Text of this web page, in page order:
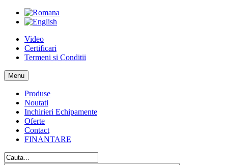
Video
Certificari
Termeni si Conditii
Menu
Produse
Noutati
Inchirieri Echipamente
Oferte
Contact
FINANTARE